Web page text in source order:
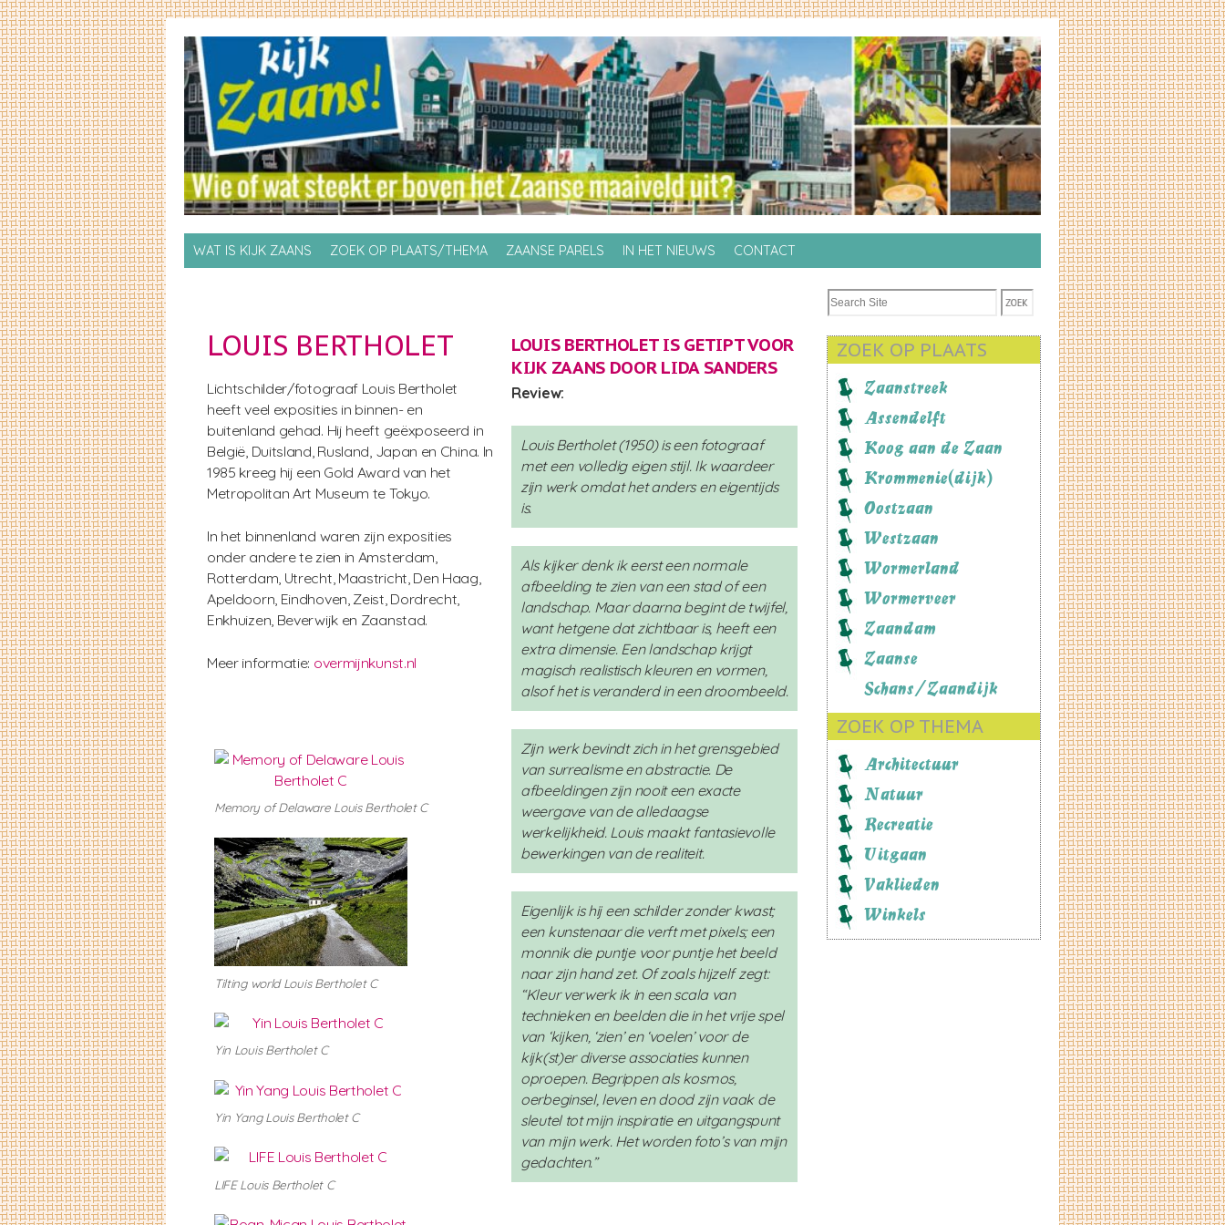
WAT IS KIJK ZAANS ZOEK OP PLAATS/THEMA ZAANSE PARELS IN HET NIEUWS CONTACT
LOUIS BERTHOLET
Lichtschilder/fotograaf Louis Bertholet
heeft veel exposities in binnen- en
buitenland gehad. Hij heeft geëxposeerd in
België, Duitsland, Rusland, Japan en China. In
1985 kreeg hij een Gold Award van het
Metropolitan Art Museum te Tokyo.
In het binnenland waren zijn exposities
onder andere te zien in Amsterdam,
Rotterdam, Utrecht, Maastricht, Den Haag,
Apeldoorn, Eindhoven, Zeist, Dordrecht,
Enkhuizen, Beverwijk en Zaanstad.
Meer informatie: overmijnkunst.nl
Memory of Delaware Louis Bertholet C
Tilting world Louis Bertholet C
Yin Louis Bertholet C
Yin Yang Louis Bertholet C
LIFE Louis Bertholet C
LOUIS BERTHOLET IS GETIPT VOOR
KIJK ZAANS DOOR LIDA SANDERS
Review:
Louis Bertholet (1950) is een fotograaf
met een volledig eigen stijl. Ik waardeer
zijn werk omdat het anders en eigentijds
is.
Als kijker denk ik eerst een normale
afbeelding te zien van een stad of een
landschap. Maar daarna begint de twijfel,
want hetgene dat zichtbaar is, heeft een
extra dimensie. Een landschap krijgt
magisch realistisch kleuren en vormen,
alsof het is veranderd in een droombeeld.
Zijn werk bevindt zich in het grensgebied
van surrealisme en abstractie. De
afbeeldingen zijn nooit een exacte
weergave van de alledaagse
werkelijkheid. Louis maakt fantasievolle
bewerkingen van de realiteit.
Eigenlijk is hij een schilder zonder kwast;
een kunstenaar die verft met pixels; een
monnik die puntje voor puntje het beeld
naar zijn hand zet. Of zoals hijzelf zegt:
“Kleur verwerk ik in een scala van
technieken en beelden die in het vrije spel
van ‘kijken, ‘zien’ en ‘voelen’ voor de
kijk(st)er diverse associaties kunnen
oproepen. Begrippen als kosmos,
oerbeginsel, leven en dood zijn vaak de
sleutel tot mijn inspiratie en uitgangspunt
van mijn werk. Het worden foto’s van mijn
gedachten.”
ZOEK OP PLAATS
Zaanstreek
Assendelft
Koog aan de Zaan
Krommenie(dijk)
Oostzaan
Westzaan
Wormerland
Wormerveer
Zaandam
Zaanse
Schans/Zaandijk
ZOEK OP THEMA
Architectuur
Natuur
Recreatie
Uitgaan
Vaklieden
Winkels